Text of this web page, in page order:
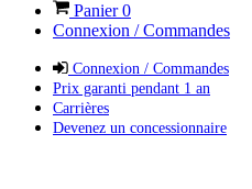
Panier0
Connexion / Commandes
Connexion / Commandes
Prix garanti pendant 1 an
Carrières
Devenez un concessionnaire